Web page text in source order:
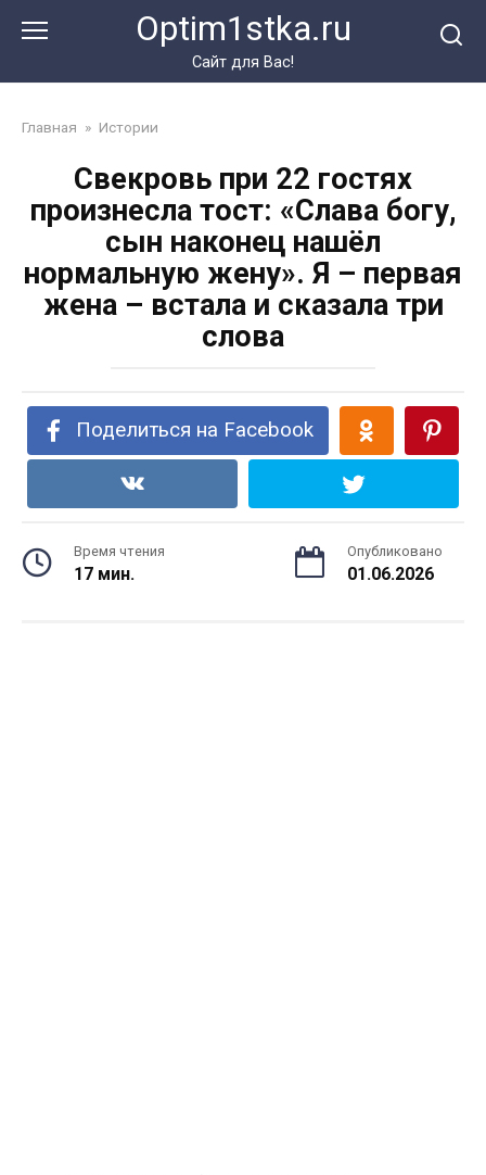
Optim1stka.ru
Сайт для Вас!
Главная » Истории
Свекровь при 22 гостях
произнесла тост: «Слава богу,
сын наконец нашёл
нормальную жену». Я – первая
жена – встала и сказала три
слова
Поделиться на Facebook
Время чтения
17 мин.
Опубликовано
01.06.2026